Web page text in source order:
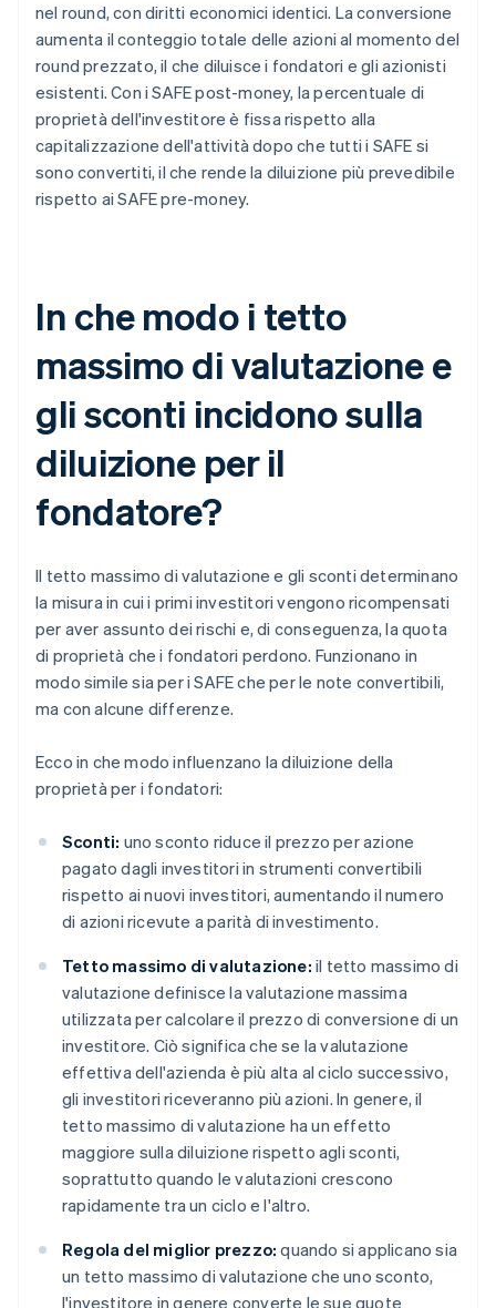
nel round, con diritti economici identici. La conversione
aumenta il conteggio totale delle azioni al momento del
round prezzato, il che diluisce i fondatori e gli azionisti
esistenti. Con i SAFE post-money, la percentuale di
proprietà dell'investitore è fissa rispetto alla
capitalizzazione dell'attività dopo che tutti i SAFE si
sono convertiti, il che rende la diluizione più prevedibile
rispetto ai SAFE pre-money.
In che modo i tetto
massimo di valutazione e
gli sconti incidono sulla
diluizione per il
fondatore?
Il tetto massimo di valutazione e gli sconti determinano
la misura in cui i primi investitori vengono ricompensati
per aver assunto dei rischi e, di conseguenza, la quota
di proprietà che i fondatori perdono. Funzionano in
modo simile sia per i SAFE che per le note convertibili,
ma con alcune differenze.
Ecco in che modo influenzano la diluizione della
proprietà per i fondatori:
Sconti: uno sconto riduce il prezzo per azione
pagato dagli investitori in strumenti convertibili
rispetto ai nuovi investitori, aumentando il numero
di azioni ricevute a parità di investimento.
Tetto massimo di valutazione: il tetto massimo di
valutazione definisce la valutazione massima
utilizzata per calcolare il prezzo di conversione di un
investitore. Ciò significa che se la valutazione
effettiva dell'azienda è più alta al ciclo successivo,
gli investitori riceveranno più azioni. In genere, il
tetto massimo di valutazione ha un effetto
maggiore sulla diluizione rispetto agli sconti,
soprattutto quando le valutazioni crescono
rapidamente tra un ciclo e l'altro.
Regola del miglior prezzo: quando si applicano sia
un tetto massimo di valutazione che uno sconto,
l'investitore in genere converte le sue quote